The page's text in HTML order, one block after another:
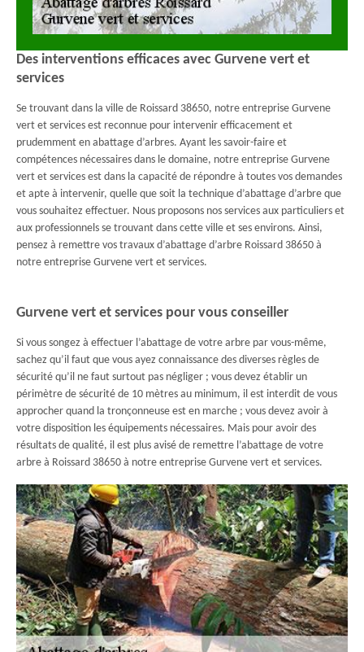
Des interventions efficaces avec Gurvene vert et
services
Se trouvant dans la ville de Roissard 38650, notre entreprise Gurvene
vert et services est reconnue pour intervenir efficacement et
prudemment en abattage d’arbres. Ayant les savoir-faire et
compétences nécessaires dans le domaine, notre entreprise Gurvene
vert et services est dans la capacité de répondre à toutes vos demandes
et apte à intervenir, quelle que soit la technique d’abattage d’arbre que
vous souhaitez effectuer. Nous proposons nos services aux particuliers et
aux professionnels se trouvant dans cette ville et ses environs. Ainsi,
pensez à remettre vos travaux d’abattage d’arbre Roissard 38650 à
notre entreprise Gurvene vert et services.
Gurvene vert et services pour vous conseiller
Si vous songez à effectuer l’abattage de votre arbre par vous-même,
sachez qu’il faut que vous ayez connaissance des diverses règles de
sécurité qu’il ne faut surtout pas négliger ; vous devez établir un
périmètre de sécurité de 10 mètres au minimum, il est interdit de vous
approcher quand la tronçonneuse est en marche ; vous devez avoir à
votre disposition les équipements nécessaires. Mais pour avoir des
résultats de qualité, il est plus avisé de remettre l’abattage de votre
arbre à Roissard 38650 à notre entreprise Gurvene vert et services.